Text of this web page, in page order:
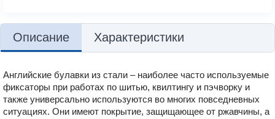
Описание Характеристики
Английские булавки из стали – наиболее часто используемые
фиксаторы при работах по шитью, квилтингу и пэчворку и
также универсально используются во многих повседневных
ситуациях. Они имеют покрытие, защищающее от ржавчины, а